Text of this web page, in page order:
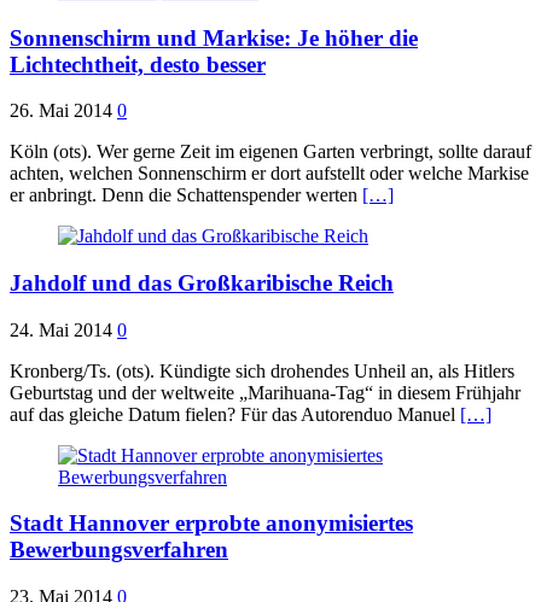
Sonnenschirm und Markise: Je höher die
Lichtechtheit, desto besser
26. Mai 2014 0
Köln (ots). Wer gerne Zeit im eigenen Garten verbringt, sollte darauf
achten, welchen Sonnenschirm er dort aufstellt oder welche Markise
er anbringt. Denn die Schattenspender werten […]
Jahdolf und das Großkaribische Reich
24. Mai 2014 0
Kronberg/Ts. (ots). Kündigte sich drohendes Unheil an, als Hitlers
Geburtstag und der weltweite „Marihuana-Tag“ in diesem Frühjahr
auf das gleiche Datum fielen? Für das Autorenduo Manuel […]
Stadt Hannover erprobte anonymisiertes
Bewerbungsverfahren
23. Mai 2014 0